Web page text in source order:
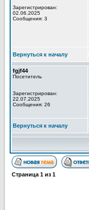
Зарегистрирован:
02.06.2025
Сообщения: 3
Вернуться к началу
fgjf44
Посетитель
Зарегистрирован:
22.07.2025
Сообщения: 26
Вернуться к началу
Страница 1 из 1